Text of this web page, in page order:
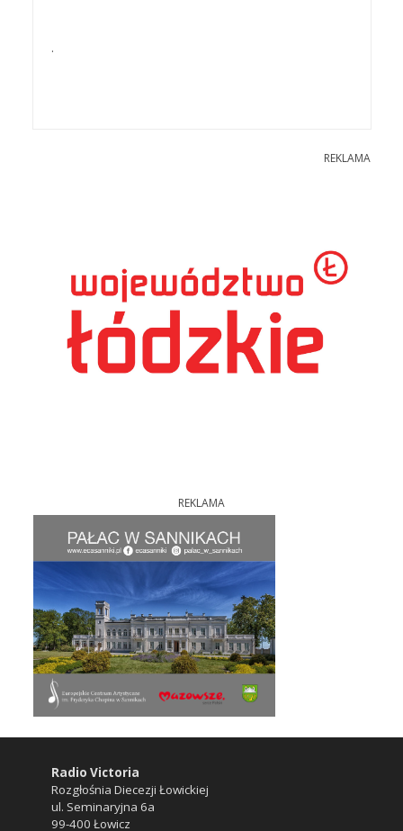
.
REKLAMA
REKLAMA
Radio Victoria
Rozgłośnia Diecezji Łowickiej
ul. Seminaryjna 6a
99-400 Łowicz